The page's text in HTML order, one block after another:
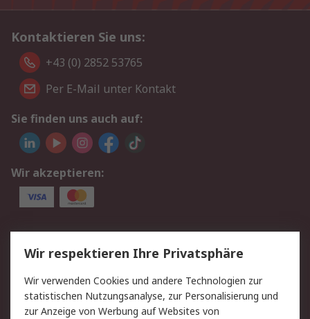
Kontaktieren Sie uns:
+43 (0) 2852 53765
Per E-Mail unter Kontakt
Sie finden uns auch auf:
Wir akzeptieren:
Service
Value Added Services
Lieferlösungen
Rücksendung/Entsorgung Kontakt
Hilfe
Wir respektieren Ihre Privatsphäre
Wir verwenden Cookies und andere Technologien zur
statistischen Nutzungsanalyse, zur Personalisierung und
zur Anzeige von Werbung auf Websites von